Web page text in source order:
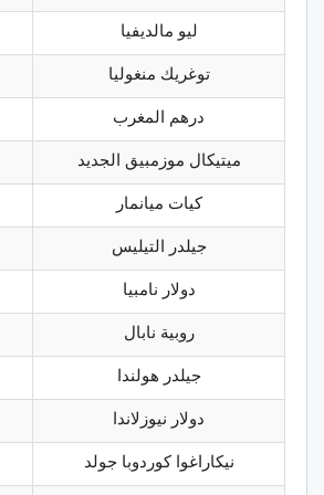
ليو مالديفيا
توغريك منغوليا
درهم المغرب
ميتيكال موزمبيق الجديد
كيات ميانمار
جيلدر التيليس
دولار نامبيا
روبية نابال
جيلدر هولندا
دولار نيوزلاندا
نيكاراغوا كوردوبا جولد